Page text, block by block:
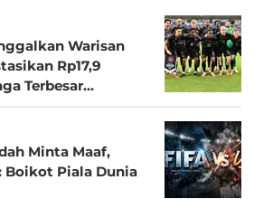
Warisan
Rp17,9
Terbesar
Minta Maaf,
Boikot Piala Dunia